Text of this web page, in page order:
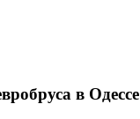
в Одессе